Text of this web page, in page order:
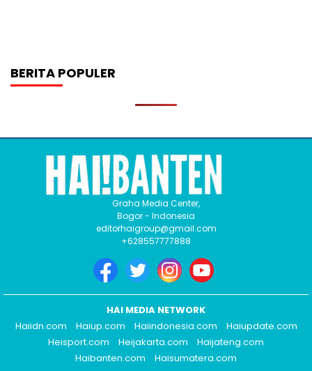
BERITA POPULER
Graha Media Center,
Bogor - Indonesia
editorhaigroup@gmail.com
+628557777888
HAI MEDIA NETWORK
Haiidn.com
Haiup.com Haiindonesia.com
Haiupdate.com
Heisport.com
Heijakarta.com
Haijateng.com
Haibanten.com
Haisumatera.com